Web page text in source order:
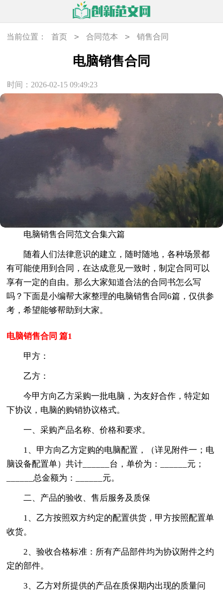
当前位置： 首页 > 合同范本 > 销售合同
电脑销售合同
时间：2026-02-15 09:49:23
电脑销售合同范文合集六篇
随着人们法律意识的建立，随时随地，各种场景都
有可能使用到合同，在达成意见一致时，制定合同可以
享有一定的自由。那么大家知道合法的合同书怎么写
吗？下面是小编帮大家整理的电脑销售合同6篇，仅供参
考，希望能够帮助到大家。
电脑销售合同 篇1
甲方：
乙方：
今甲方向乙方采购一批电脑，为友好合作，特定如
下协议，电脑的购销协议格式。
一、采购产品名称、价格和要求。
1、甲方向乙方定购的电脑配置，（详见附件一；电
脑设备配置单）共计______台，单价为：______元；
______总金额为：______元。
二、产品的验收、售后服务及质保
1、乙方按照双方约定的配置供货，甲方按照配置单
收货。
2、验收合格标准：所有产品部件均为协议附件之约
定的部件。
3、乙方对所提供的产品在质保期内出现的质量问